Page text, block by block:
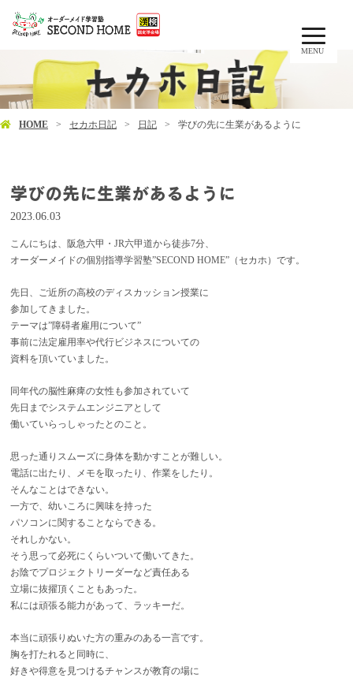
MENU
HOME セカホ日記 日記 学びの先に生業があるように
学びの先に生業があるように
2023.06.03
こんにちは、阪急六甲・JR六甲道から徒歩7分、
オーダーメイドの個別指導学習塾”SECOND HOME”（セカホ）です。
先日、ご近所の高校のディスカッション授業に
参加してきました。
テーマは”障碍者雇用について”
事前に法定雇用率や代行ビジネスについての
資料を頂いていました。
同年代の脳性麻痺の女性も参加されていて
先日までシステムエンジニアとして
働いていらっしゃったとのこと。
思った通りスムーズに身体を動かすことが難しい。
電話に出たり、メモを取ったり、作業をしたり。
そんなことはできない。
一方で、幼いころに興味を持った
パソコンに関することならできる。
それしかない。
そう思って必死にくらいついて働いてきた。
お陰でプロジェクトリーダーなど責任ある
立場に抜擢頂くこともあった。
私には頑張る能力があって、ラッキーだ。
本当に頑張りぬいた方の重みのある一言です。
胸を打たれると同時に、
好きや得意を見つけるチャンスが教育の場に